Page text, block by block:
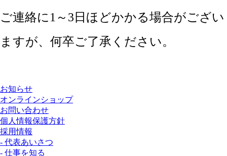
ご連絡に1～3日ほどかかる場合がござい
ますが、何卒ご了承ください。
お知らせ
オンラインショップ
お問い合わせ
個人情報保護方針
採用情報
- 代表あいさつ
- 仕事を知る